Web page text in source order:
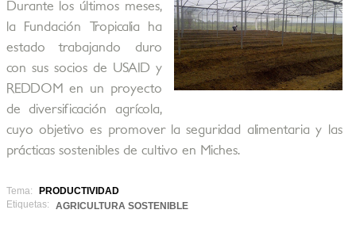
Durante los últimos meses,
la Fundación Tropicalia ha
estado trabajando duro
con sus socios de USAID y
REDDOM en un proyecto
de diversificación agrícola,
cuyo objetivo es promover la seguridad alimentaria y las
prácticas sostenibles de cultivo en Miches.
Tema:
PRODUCTIVIDAD
Etiquetas:
AGRICULTURA SOSTENIBLE